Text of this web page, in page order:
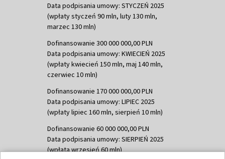
Data podpisania umowy: STYCZEŃ 2025
(wpłaty styczeń 90 mln, luty 130 mln,
marzec 130 mln)
Dofinansowanie 300 000 000,00 PLN
Data podpisania umowy: KWIECIEŃ 2025
(wpłaty kwiecień 150 mln, maj 140 mln,
czerwiec 10 mln)
Dofinansowanie 170 000 000,00 PLN
Data podpisania umowy: LIPIEC 2025
(wpłaty lipiec 160 mln, sierpień 10 mln)
Dofinansowanie 60 000 000,00 PLN
Data podpisania umowy: SIERPIEŃ 2025
(wpłata wrzesień 60 mln)